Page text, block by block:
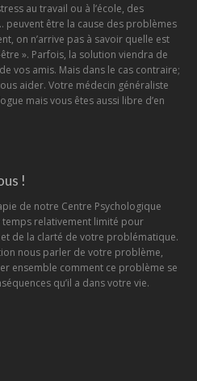
au travail ou à l’école, des
peuvent être la cause des problèmes
on n’arrive pas à savoir quelle est
». Parfois, la solution viendra de
vos amis. Mais dans le cas contraire;
aider. Votre médecin généraliste
mais vous êtes aussi libre d’en
!
de notre Centre Psychologique
temps relativement limité pour
de la clarté de votre problématique.
nous parler de votre problème,
ensemble comment ce problème se
qu’il a dans votre vie.